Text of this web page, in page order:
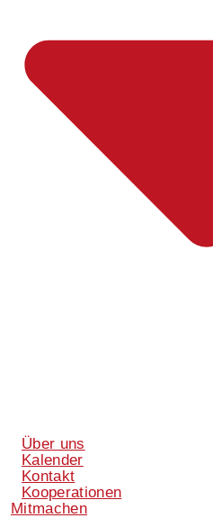
Über uns
Kalender
Kontakt
Kooperationen
Mitmachen